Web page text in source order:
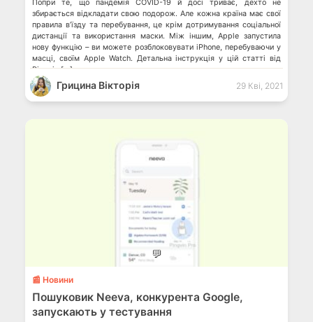
Попри те, що пандемія COVID-19 й досі триває, дехто не
збирається відкладати свою подорож. Але кожна країна має свої
правила в’їзду та перебування, це крім дотримування соціальної
дистанції та використання маски. Між іншим, Apple запустила
нову функцію – ви можете розблоковувати iPhone, перебуваючи у
масці, своїм Apple Watch. Детальна інструкція у цій статті від
Pingvin […]
Грицина Вікторія 29 Кві, 2021
💬
📰 Новини
Пошуковик Neeva, конкурента Google,
запускають у тестування